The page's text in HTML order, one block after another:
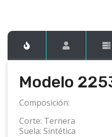
Modelo
Composición:
Corte: Ternera
Suela: Sintética